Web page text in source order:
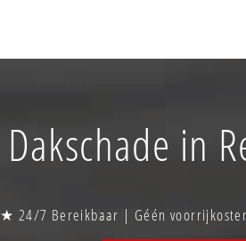
Dakschade in
★ 24/7 Bereikbaar | Géén